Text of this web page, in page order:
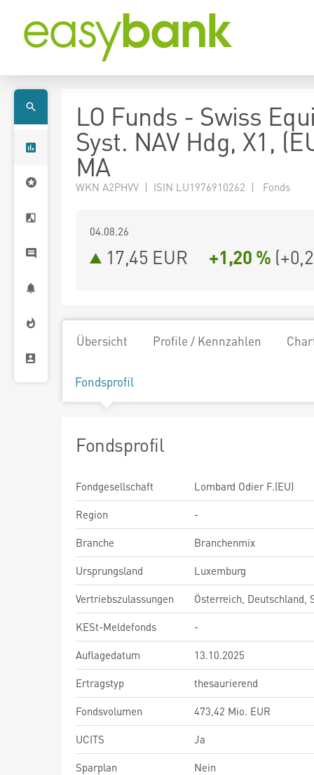
LO Funds - Swiss
Syst. NAV Hdg, X1,
MA
WKN A2PHVV | ISIN LU1976910262 | Fonds
04.08.26
17,45 EUR +1,20 % (
Übersicht Profile / Kennzahlen
Fondsprofil
Fondsprofil
Fondgesellschaft
Lombard Odier F.(EU)
Region
-
Branche
Branchenmix
Ursprungsland
Luxemburg
Vertriebszulassungen
Österreich, Deutschland,
KESt-Meldefonds
-
Auflagedatum
13.10.2025
Ertragstyp
thesaurierend
Fondsvolumen
473,42 Mio. EUR
UCITS
Ja
Sparplan
Nein